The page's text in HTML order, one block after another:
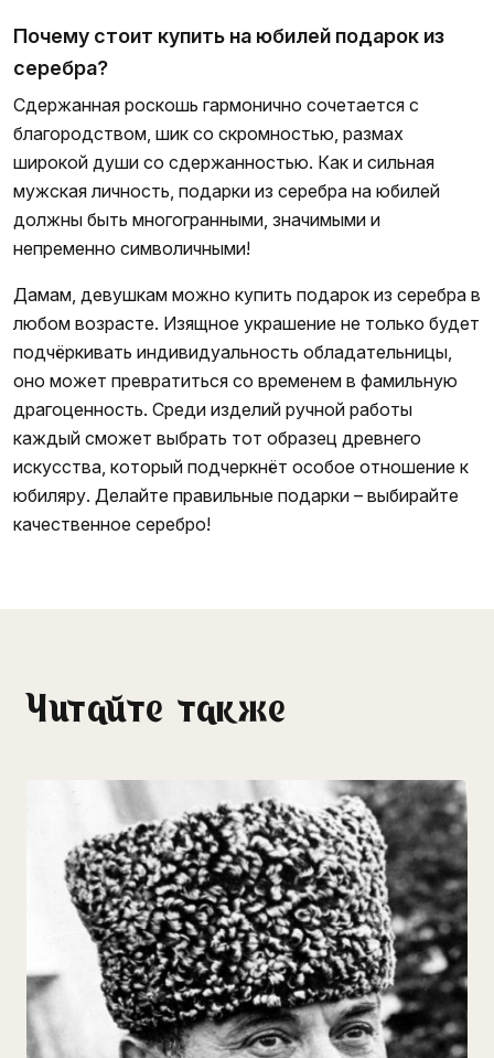
Почему стоит купить на юбилей подарок из
серебра?
Сдержанная роскошь гармонично сочетается с
благородством, шик со скромностью, размах
широкой души со сдержанностью. Как и сильная
мужская личность, подарки из серебра на юбилей
должны быть многогранными, значимыми и
непременно символичными!
Дамам, девушкам можно купить подарок из серебра в
любом возрасте. Изящное украшение не только будет
подчёркивать индивидуальность обладательницы,
оно может превратиться со временем в фамильную
драгоценность. Среди изделий ручной работы
каждый сможет выбрать тот образец древнего
искусства, который подчеркнёт особое отношение к
юбиляру. Делайте правильные подарки – выбирайте
качественное серебро!
Читайте также